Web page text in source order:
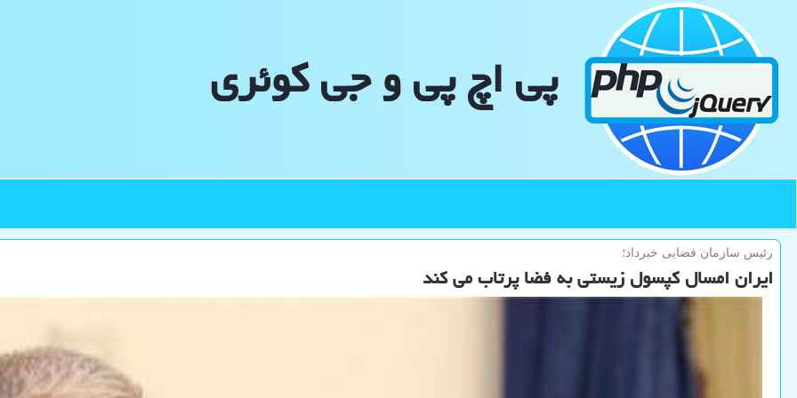
پی اچ پی و جی كوئری
رئیس سازمان فضایی خبرداد؛
ایران امسال کپسول زیستی به فضا پرتاب می کند